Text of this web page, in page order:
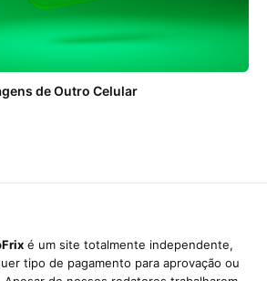
de Outro Celular
é um site totalmente independente,
tipo de pagamento para aprovação ou